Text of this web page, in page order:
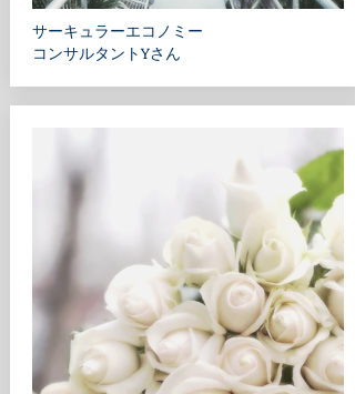
サーキュラーエコノミー​
​コンサルタントYさん